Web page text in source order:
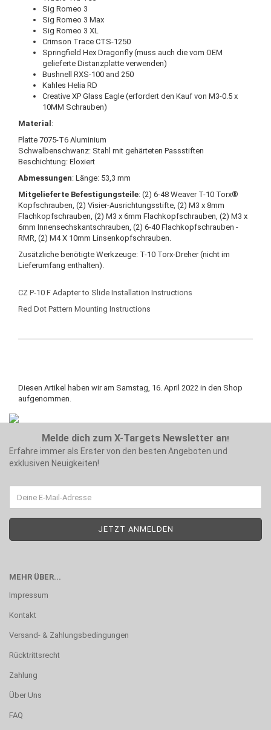
Sig Romeo 3
Sig Romeo 3 Max
Sig Romeo 3 XL
Crimson Trace CTS-1250
Springfield Hex Dragonfly (muss auch die vom OEM
gelieferte Distanzplatte verwenden)
Bushnell RXS-100 and 250
Kahles Helia RD
Creative XP Glass Eagle (erfordert den Kauf von M3-0.5 x
10MM Schrauben)
Material :
Platte 7075-T6 Aluminium
Schwalbenschwanz: Stahl mit gehärteten Passstiften
Beschichtung: Eloxiert
Abmessungen: Länge: 53,3 mm
Mitgelieferte Befestigungsteile: (2) 6-48 Weaver T-10 Torx®
Kopfschrauben, (2) Visier-Ausrichtungsstifte, (2) M3 x 8mm
Flachkopfschrauben, (2) M3 x 6mm Flachkopfschrauben, (2) M3 x
6mm Innensechskantschrauben, (2) 6-40 Flachkopfschrauben -
RMR, (2) M4 X 10mm Linsenkopfschrauben.
Zusätzliche benötigte Werkzeuge: T-10 Torx-Dreher (nicht im
Lieferumfang enthalten).
CZ P-10 F Adapter to Slide Installation Instructions
Red Dot Pattern Mounting Instructions
Diesen Artikel haben wir am Samstag, 16. April 2022 in den Shop
aufgenommen.
Melde dich zum X-Targets Newsletter an!
Erfahre immer als Erster von den besten Angeboten und
exklusiven Neuigkeiten!
MEHR ÜBER...
Impressum
Kontakt
Versand- & Zahlungsbedingungen
Rücktrittsrecht
Zahlung
Über Uns
FAQ